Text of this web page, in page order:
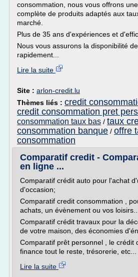
consommation, nous vous offrons
complète de produits adaptés aux
marché.
Plus de 35 ans d'expériences et
Nous vous assurons la disponibilité
rapidement...
Lire la suite
Site : arlon-credit.lu
Thèmes liés : credit
credit consommation pret
consommation taux bas / taux
consommation banque / offre
consommation
Comparatif credit -
en ligne ...
Comparatif crédit auto pour l'achat
d'occasion;
Comparatif credit consommation ,
achats, un évènement ou vos loisirs...
Comparatif crédit travaux pour la
de votre maison, des économies
Comparatif prêt personnel , le crédit
finance tout le reste, trésorerie, etc...
Lire la suite